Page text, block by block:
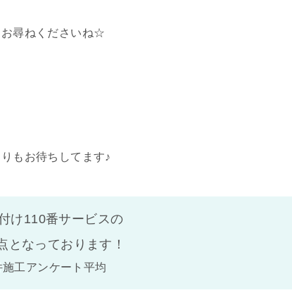
お尋ねくださいね☆
もお待ちしてます♪
け110番サービスの
となっております！
工アンケート平均